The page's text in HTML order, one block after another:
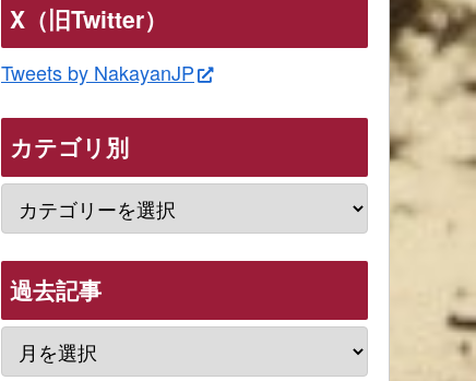
X（旧Twitter）
Tweets by NakayanJP
カテゴリ別
過去記事